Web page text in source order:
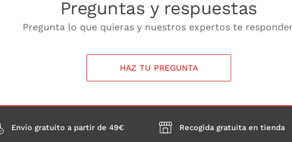
Preguntas y respuestas
Pregunta lo que quieras y nuestros expertos te
HAZ TU PREGUNTA
Envío gratuito a partir de 49€ Recogida gratuita en tienda